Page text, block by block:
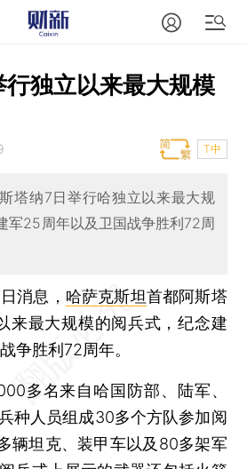
独立以来最大规模
T中
塔纳7日举行哈独立以来最大规
军25周年以及卫国战争胜利72周
消息， 哈萨克斯坦首都阿斯塔
来最大规模的阅兵式，纪念建
争胜利72周年。
名来自哈国防部、陆军、
种人员组成30多个方队参加阅
辆坦克、装甲车以及80多架军